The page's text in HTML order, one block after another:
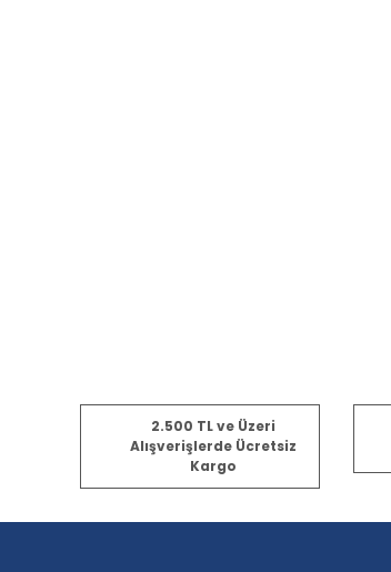
2.500 TL ve Üzeri
Alışverişlerde Ücretsiz
Kargo